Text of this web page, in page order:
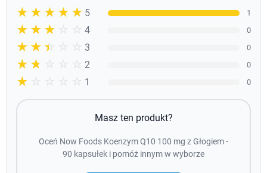
☆☆☆☆☆
★★★★★ 5 1
☆☆☆☆☆
★★★★ 4 0
☆☆☆☆☆
★★★ 3 0
☆☆☆☆☆
★★ 2 0
☆☆☆☆☆
★ 1 0
Masz ten produkt?
Oceń Now Foods Koenzym Q10 100 mg z Głogiem -
90 kapsułek i pomóż innym w wyborze